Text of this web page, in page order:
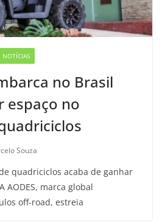
NOTÍCIAS
no Brasil
espaço no
Souza
quadriciclos acaba de ganhar
AODES, marca global
off-road, estreia